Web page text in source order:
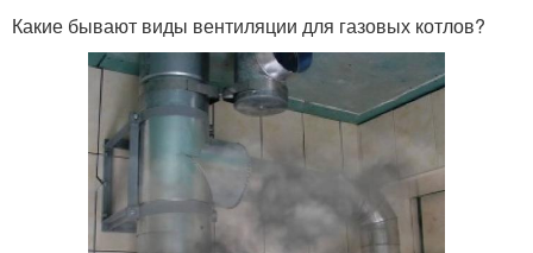
Какие бывают виды вентиляции для газовых котлов?